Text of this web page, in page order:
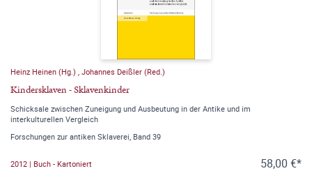
Heinz Heinen (Hg.) , Johannes Deißler (Red.)
Kindersklaven - Sklavenkinder
Schicksale zwischen Zuneigung und Ausbeutung in der Antike und im
interkulturellen Vergleich
Forschungen zur antiken Sklaverei, Band 39
2012 | Buch - Kartoniert 58,00 €*